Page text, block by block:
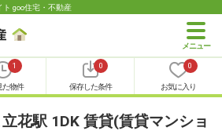
ト goo住宅・不動産
1
た物件
0
保存した条件
0
お気に入り
花駅 1DK 賃貸(賃貸マンショ